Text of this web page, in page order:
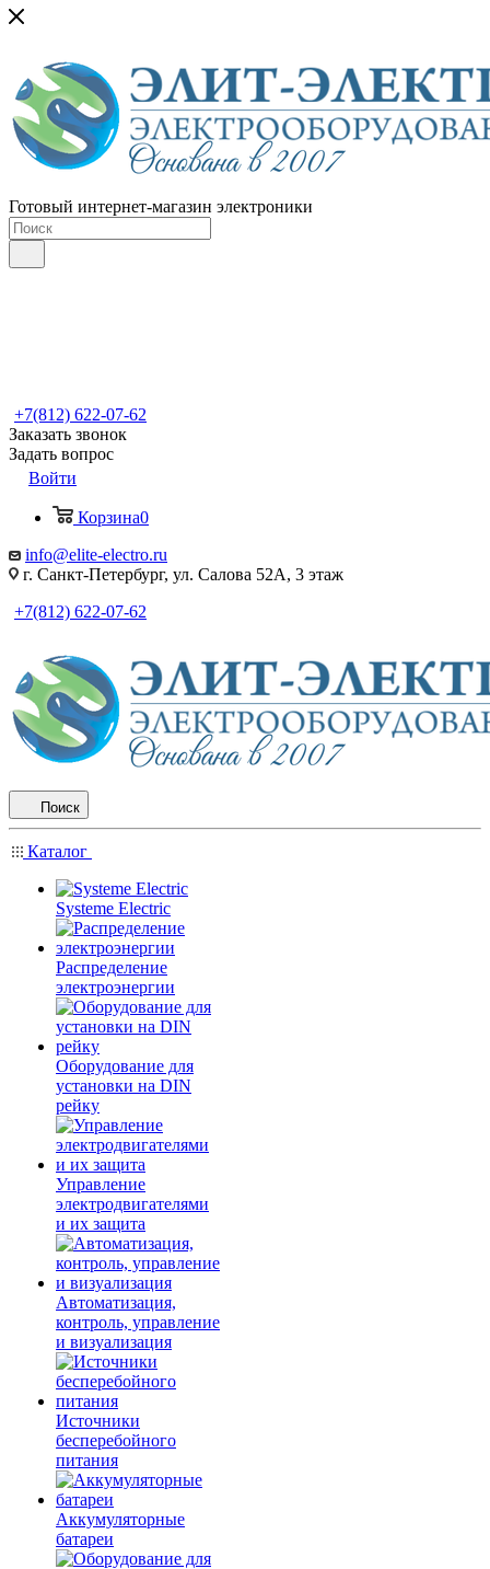
Готовый интернет-магазин электроники
+7(812) 622-07-62
Заказать звонок
Задать вопрос
Войти
Корзина0
info@elite-electro.ru
г. Санкт-Петербург, ул. Салова 52А, 3 этаж
+7(812) 622-07-62
Поиск
Каталог
Systeme Electric
Распределение
электроэнергии
Оборудование для
установки на DIN
рейку
Управление
электродвигателями
и их защита
Автоматизация,
контроль, управление
и визуализация
Источники
бесперебойного
питания
Аккумуляторные
батареи